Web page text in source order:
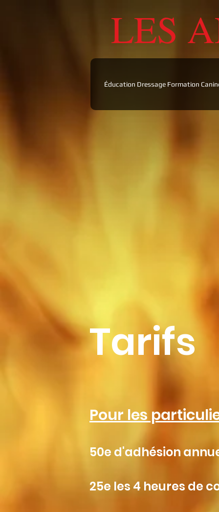
LES
Éducation Dressage Formation
Tarifs
Pour les
50e d'adhésion
25e les 4 heures de